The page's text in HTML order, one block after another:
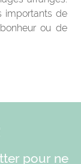
importants de
ou de
pour ne